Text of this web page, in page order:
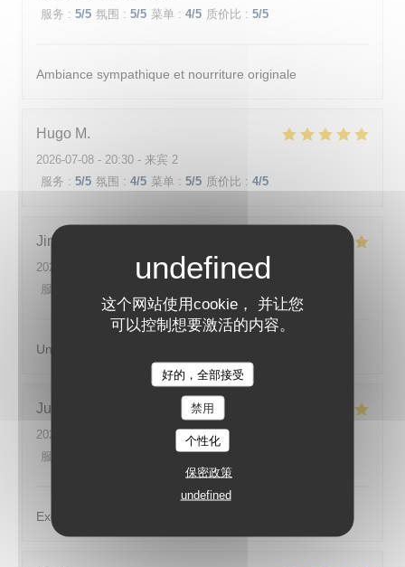
这个网站使用cookie， 并让您
可以控制想要激活的内容。
好的，全部接受
禁用
个性化
保密政策
undefined
服务 : 5/5 氛围 : 5/5 菜单 : 4/5 质价比 : 5/5
Ambiance sympathique et nourriture originale
Hugo M
2026-07-08 - 20:30 - 来宾 2
服务 : 5/5 氛围 : 4/5 菜单 : 5/5 质价比 : 4/5
Jimmy
2026-07-07
- 20:00 - 来宾 2
服务
Un lieu magnifique et une cuisine incroyable , merci.
Justin
2026-07-07
- 19:30 - 来宾 2
服务
: 5/5 质价比
Excellent et service très sympa
ODÍLIA RESTAURANT